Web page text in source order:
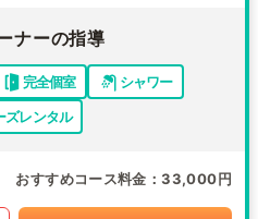
ナーの指導
完全個室
シャワー
ズレンタル
おすすめコース料金 33,000円